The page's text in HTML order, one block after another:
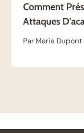
Comment
Attaques
Par Marie Dupont